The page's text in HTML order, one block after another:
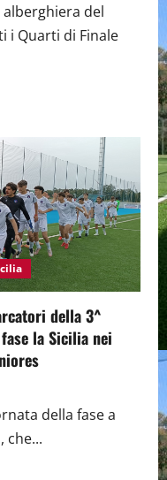
del
i Quarti di Finale
della 3^
la Sicilia nei
della fase a
che...